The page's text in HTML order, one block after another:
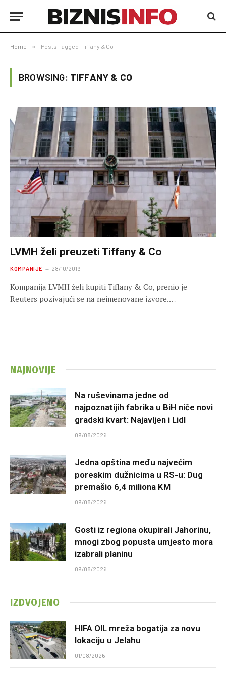
Home » Posts Tagged "Tiffany & Co"
BROWSING: TIFFANY & CO
LVMH želi preuzeti Tiffany & Co
KOMPANIJE 28/10/2019
Kompanija LVMH želi kupiti Tiffany & Co, prenio je
Reuters pozivajući se na neimenovane izvore.…
NAJNOVIJE
Na ruševinama jedne od
najpoznatijih fabrika u BiH niče novi
gradski kvart: Najavljen i Lidl
09/08/2026
Jedna opština među najvećim
poreskim dužnicima u RS-u: Dug
premašio 6,4 miliona KM
09/08/2026
Gosti iz regiona okupirali Jahorinu,
mnogi zbog popusta umjesto mora
izabrali planinu
09/08/2026
IZDVOJENO
HIFA OIL mreža bogatija za novu
lokaciju u Jelahu
01/08/2026